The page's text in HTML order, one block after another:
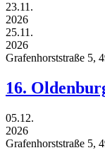
23.11.
2026
25.11.
2026
Grafenhorststraße 5,
16.
05.12.
2026
Grafenhorststraße 5,